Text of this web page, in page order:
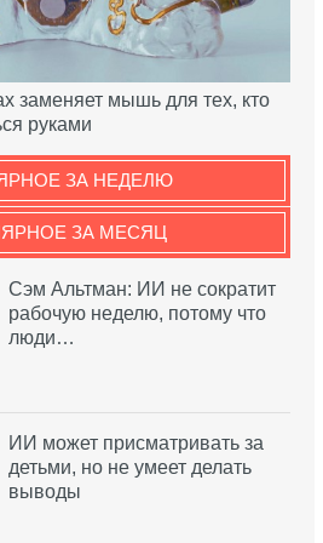
заменяет мышь для тех, кто
руками
ЗА НЕДЕЛЮ
ЗА МЕСЯЦ
Сэм Альтман: ИИ не сократит
рабочую неделю, потому что
люди…
ИИ может присматривать за
детьми, но не умеет делать
выводы